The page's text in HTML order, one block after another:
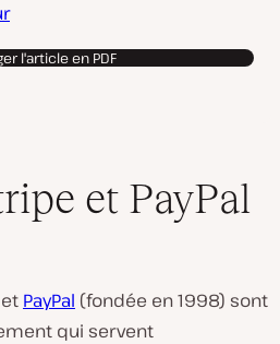
l'article en PDF
et PayPal
PayPal (fondée en 1998) sont
qui servent